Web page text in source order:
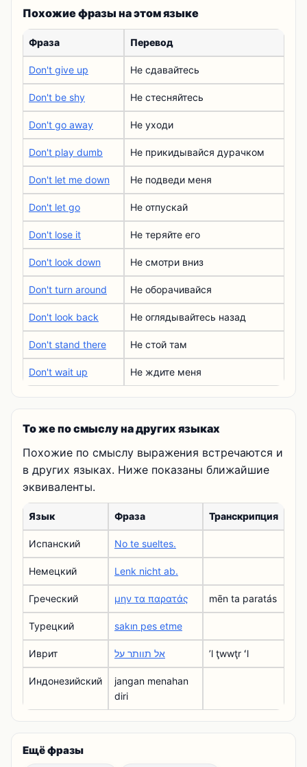
Похожие фразы на этом языке
Фраза Перевод
Don't give up Не сдавайтесь
Don't be shy Не стесняйтесь
Don't go away Не уходи
Don't play dumb Не прикидывайся дурачком
Don't let me down Не подведи меня
Don't let go Не отпускай
Don't lose it Не теряйте его
Don't look down Не смотри вниз
Don't turn around Не оборачивайся
Don't look back Не оглядывайтесь назад
Don't stand there Не стой там
Don't wait up Не ждите меня
То же по смыслу на других языках
Похожие по смыслу выражения встречаются и
в других языках. Ниже показаны ближайшие
эквиваленты.
Язык Фраза Транскрипция
Испанский No te sueltes.
Немецкий Lenk nicht ab.
Греческий μην τα παρατάς mēn ta paratás
Турецкий sakın pes etme
Иврит אל תוותר על ʼl ţwwţr ʻl
Индонезийский
jangan menahan
diri
Ещё фразы